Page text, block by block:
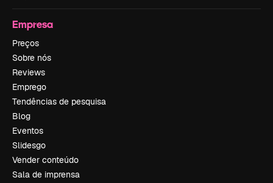
Empresa
Preços
Sobre nós
Reviews
Emprego
Tendências de pesquisa
Blog
Eventos
Slidesgo
Vender conteúdo
Sala de imprensa